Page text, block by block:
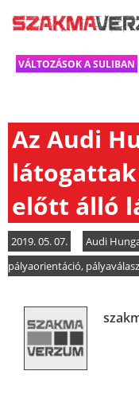
VÁLTOZÁSOK A SULIBAN
Az Audi
látogattak
előtt álló
2019. 05. 07. Audi
pályaorientáció,